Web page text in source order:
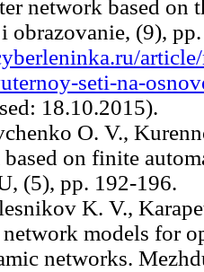
network based on
obrazovanie, (9),
seti-na-
18.10.2015).
O. V.,
based on finite
(5), pp. 192-196.
K. V.,
models for
networks.